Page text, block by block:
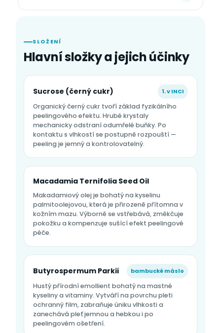
SLOŽENÍ
Hlavní složky a jejich účinky
Sucrose (černý cukr) 1. v INCI
Organický černý cukr tvoří základ fyzikálního
peelingového efektu. Hrubé krystaly
mechanicky odstraní odumřelé buňky. Po
kontaktu s vlhkostí se postupně rozpouští —
peeling je jemný a kontrolovatelný.
Macadamia Ternifolia Seed Oil
Makadamiový olej je bohatý na kyselinu
palmitoolejovou, která je přirozeně přítomna v
kožním mazu. Výborně se vstřebává, změkčuje
pokožku a kompenzuje sušící efekt peelingové
péče.
Butyrospermum Parkii bambucké máslo
Hustý přírodní emollient bohatý na mastné
kyseliny a vitaminy. Vytváří na povrchu pleti
ochranný film, zabraňuje úniku vlhkosti a
zanechává pleť jemnou a hebkou i po
peelingovém ošetření.